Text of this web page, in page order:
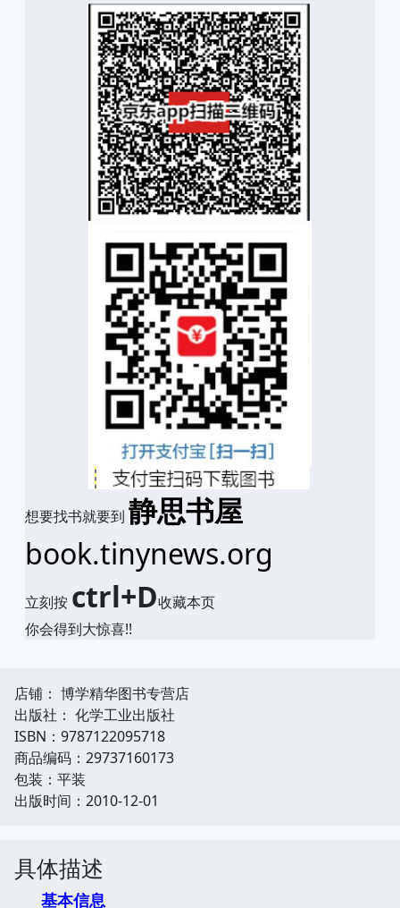
想要找书就要到 静思书屋
book.tinynews.org
立刻按 ctrl+D收藏本页
你会得到大惊喜!!
店铺： 博学精华图书专营店
出版社： 化学工业出版社
ISBN：9787122095718
商品编码：29737160173
包装：平装
出版时间：2010-12-01
具体描述
基本信息